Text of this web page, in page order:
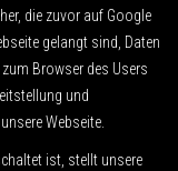
die zuvor auf Google
gelangt sind, Daten
Browser des Users
und
Webseite.
ist, stellt unsere